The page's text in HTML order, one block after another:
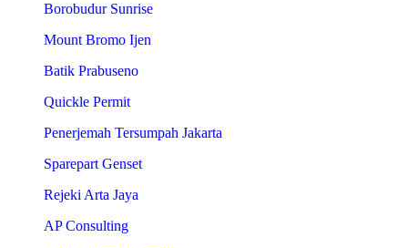
Borobudur Sunrise
Mount Bromo Ijen
Batik Prabuseno
Quickle Permit
Penerjemah Tersumpah Jakarta
Sparepart Genset
Rejeki Arta Jaya
AP Consulting